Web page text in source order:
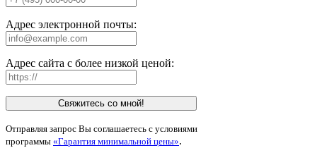
Адрес электронной почты:
Адрес сайта с более низкой ценой:
Свяжитесь со мной!
Отправляя запрос Вы соглашаетесь с условиями
программы «Гарантия минимальной цены».